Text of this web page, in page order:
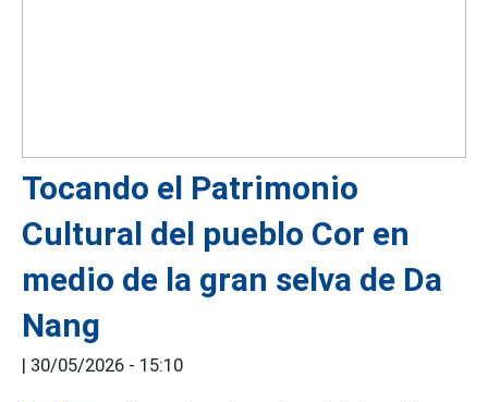
Tocando el Patrimonio
Cultural del pueblo Cor en
medio de la gran selva de Da
Nang
30/05/2026 - 15:10